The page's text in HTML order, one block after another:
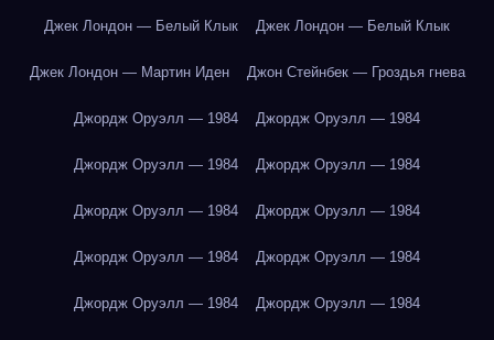
Джек Лондон — Белый Клык Джек Лондон — Белый Клык
Джек Лондон — Мартин Иден Джон Стейнбек — Гроздья гнева
Джордж Оруэлл — 1984 Джордж Оруэлл — 1984
Джордж Оруэлл — 1984 Джордж Оруэлл — 1984
Джордж Оруэлл — 1984 Джордж Оруэлл — 1984
Джордж Оруэлл — 1984 Джордж Оруэлл — 1984
Джордж Оруэлл — 1984 Джордж Оруэлл — 1984